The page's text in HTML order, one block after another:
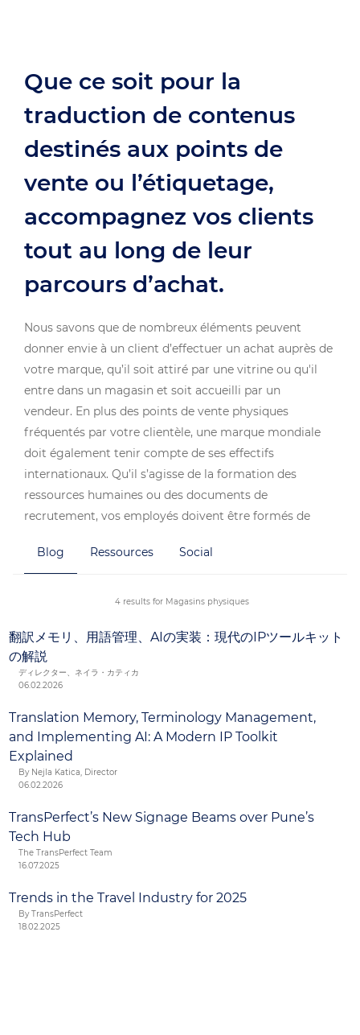
Que ce soit pour la
traduction de contenus
destinés aux points de
vente ou l’étiquetage,
accompagnez vos clients
tout au long de leur
parcours d’achat.
Nous savons que de nombreux éléments peuvent
donner envie à un client d’effectuer un achat auprès de
votre marque, qu’il soit attiré par une vitrine ou qu'il
entre dans un magasin et soit accueilli par un
vendeur. En plus des points de vente physiques
fréquentés par votre clientèle, une marque mondiale
doit également tenir compte de ses effectifs
internationaux. Qu’il s’agisse de la formation des
ressources humaines ou des documents de
recrutement, vos employés doivent être formés de
normes élevées que celles qui s'appliquent sur votre
marché national. C’est ce qui fera toute la différence
lorsqu’il s’agira pour vos clients de se sentir chez eux
Blog Ressources Social
4 results for Magasins physiques
翻訳メモリ、用語管理、AIの実装：現代のIPツールキット
の解説
ディレクター、ネイラ・カティカ
06.02.2026
Translation Memory, Terminology Management,
and Implementing AI: A Modern IP Toolkit
Explained
By Nejla Katica, Director
06.02.2026
TransPerfect’s New Signage Beams over Pune’s
Tech Hub
The TransPerfect Team
16.07.2025
Trends in the Travel Industry for 2025
By TransPerfect
18.02.2025